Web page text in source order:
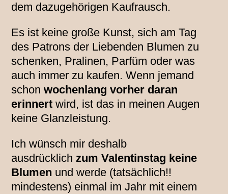
dem dazugehörigen Kaufrausch.
Es ist keine große Kunst, sich am Tag
des Patrons der Liebenden Blumen zu
schenken, Pralinen, Parfüm oder was
auch immer zu kaufen. Wenn jemand
schonwochenlang vorher daran
erinnert wird, ist das in meinen Augen
keine Glanzleistung.
Ich wünsch mir deshalb
ausdrücklichzum Valentinstag keine
Blumen und werde (tatsächlich!!
mindestens) einmal im Jahr mit einem